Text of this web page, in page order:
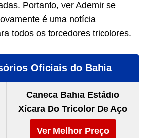
Portanto, ver Ademir se
é uma notícia
todos os torcedores tricolores.
Oficiais do Bahia
Caneca Bahia Estádio
Xícara Do Tricolor De Aço
Ver Melhor Preço